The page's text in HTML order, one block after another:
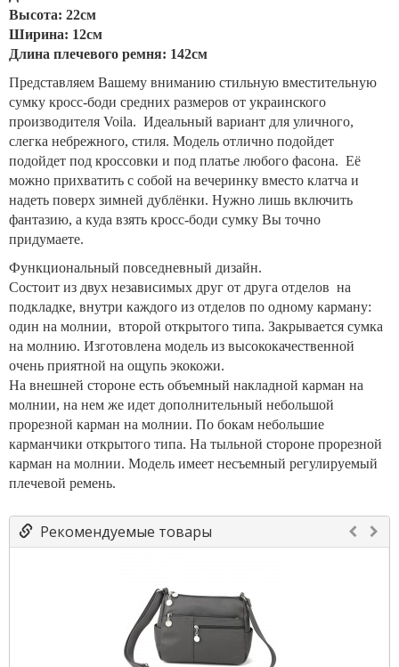
Высота: 22см
Ширина: 12см
Длина плечевого ремня: 142см
Представляем Вашему вниманию стильную вместительную
сумку кросс-боди средних размеров от украинского
производителя Voila. Идеальный вариант для уличного,
слегка небрежного, стиля. Модель отлично подойдет
подойдет под кроссовки и под платье любого фасона. Её
можно прихватить с собой на вечеринку вместо клатча и
надеть поверх зимней дублёнки. Нужно лишь включить
фантазию, а куда взять кросс-боди сумку Вы точно
придумаете.
Функциональный повседневный дизайн. ⠀
Состоит из двух независимых друг от друга отделов на
подкладке, внутри каждого из отделов по одному карману:
один на молнии, второй открытого типа. Закрывается сумка
на молнию. Изготовлена модель из высококачественной
очень приятной на ощупь экокожи.
На внешней стороне есть объемный накладной карман на
молнии, на нем же идет дополнительный небольшой
прорезной карман на молнии. По бокам небольшие
карманчики открытого типа. На тыльной стороне прорезной
карман на молнии. Модель имеет несъемный регулируемый
плечевой ремень.
Рекомендуемые товары